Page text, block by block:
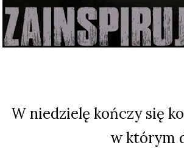
W niedzielę kończy się
w którym